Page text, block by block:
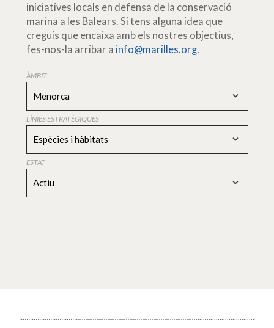
iniciatives locals en defensa de la conservació
marina a les Balears. Si tens alguna idea que
creguis que encaixa amb els nostres objectius,
fes-nos-la arribar a info@marilles.org.
ÀMBIT
Menorca
LÍNIES ESTRATÈGIQUES
Espècies i hàbitats
ESTAT
Actiu